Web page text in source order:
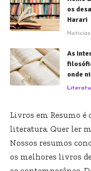
os
Harari
Notícias
As
onde
Livros em Resumo é
literatura. Quer ler
Nossos resumos
os melhores livros